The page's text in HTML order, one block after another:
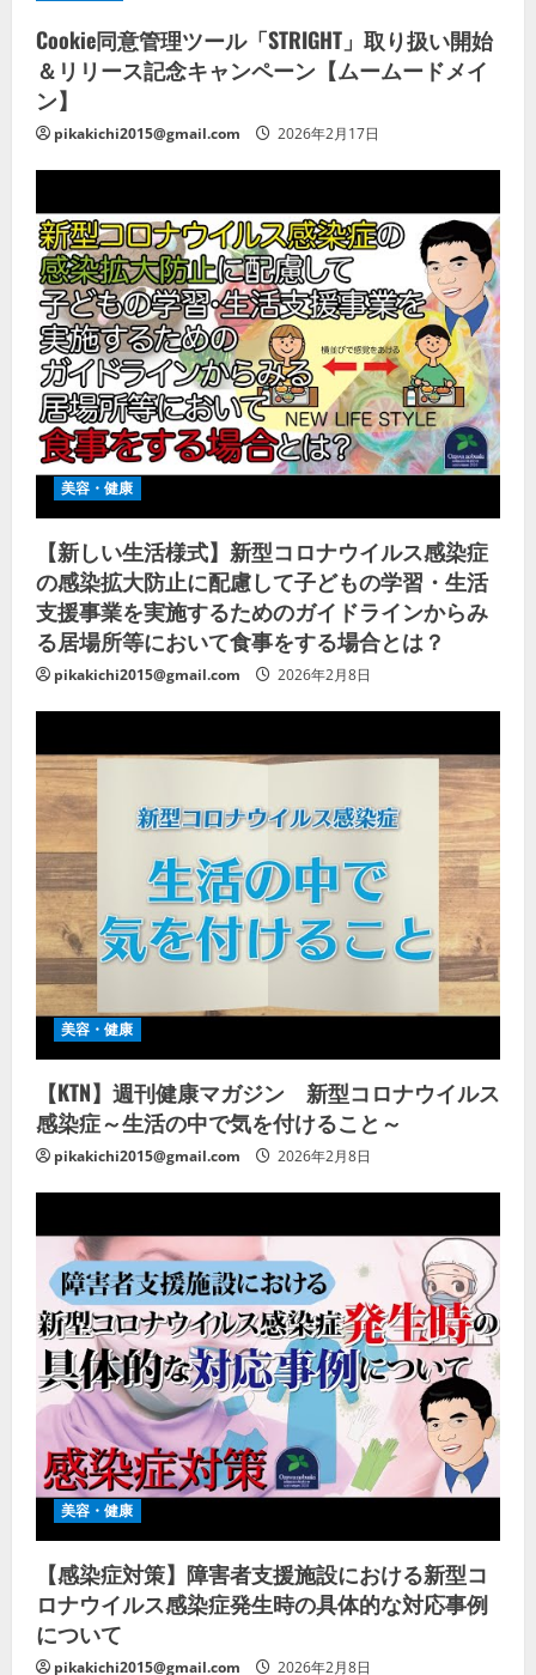
Cookie同意管理ツール「STRIGHT」取り扱い開始
＆リリース記念キャンペーン【ムームードメイ
ン】
pikakichi2015@gmail.com 2026年2月17日
美容・健康
【新しい生活様式】新型コロナウイルス感染症
の感染拡大防止に配慮して子どもの学習・生活
支援事業を実施するためのガイドラインからみ
る居場所等において食事をする場合とは？
pikakichi2015@gmail.com 2026年2月8日
美容・健康
【KTN】週刊健康マガジン 新型コロナウイルス
感染症～生活の中で気を付けること～
pikakichi2015@gmail.com 2026年2月8日
美容・健康
【感染症対策】障害者支援施設における新型コ
ロナウイルス感染症発生時の具体的な対応事例
について
pikakichi2015@gmail.com 2026年2月8日